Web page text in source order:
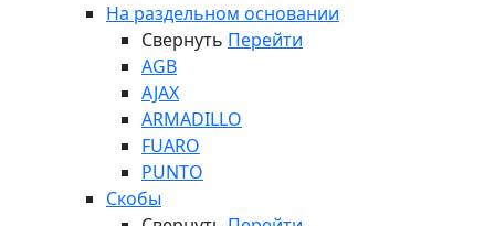
На раздельном основании
Свернуть Перейти
AGB
AJAX
ARMADILLO
FUARO
PUNTO
Скобы